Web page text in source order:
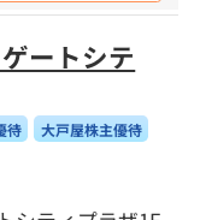
ートシテ
待 大戸屋株主優待